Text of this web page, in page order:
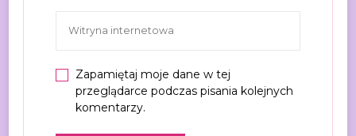
Zapamiętaj moje dane w tej
przeglądarce podczas pisania kolejnych
komentarzy.